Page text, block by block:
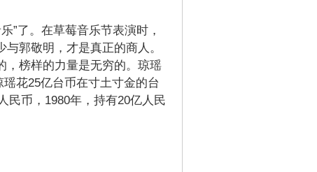
”了。在草莓音乐节表演时，
郭敬明，才是真正的商人。
，榜样的力量是无穷的。琼瑶
花25亿台币在寸土寸金的台
民币，1980年，持有20亿人民